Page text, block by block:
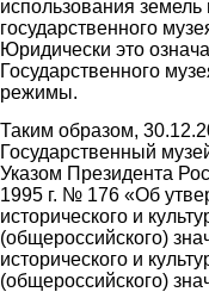
использования
государственного
Юридически это
Государственного
режимы.
Таким образом,
Государственный
Указом Президента
1995 г. № 176 «Об
исторического и
(общероссийского)
исторического и
(общероссийского)